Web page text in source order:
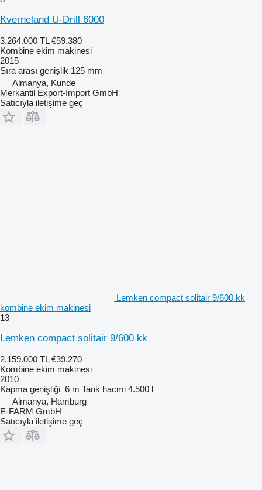
Kverneland U-Drill 6000
3.264.000 TL €59.380
Kombine ekim makinesi
2015
Sıra arası genişlik 125 mm
Almanya, Kunde
Merkantil Export-Import GmbH
Satıcıyla iletişime geç
Lemken compact solitair 9/600 kk
kombine ekim makinesi
13
Lemken compact solitair 9/600 kk
2.159.000 TL €39.270
Kombine ekim makinesi
2010
Kapma genişliği 6 m Tank hacmi 4.500 l
Almanya, Hamburg
E-FARM GmbH
Satıcıyla iletişime geç